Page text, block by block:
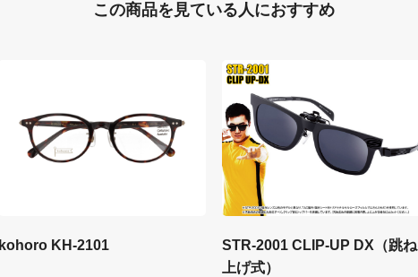
この商品を見ている⼈におすすめ
kohoro KH-2101
STR-2001 CLIP-UP DX（跳ね
上げ式）